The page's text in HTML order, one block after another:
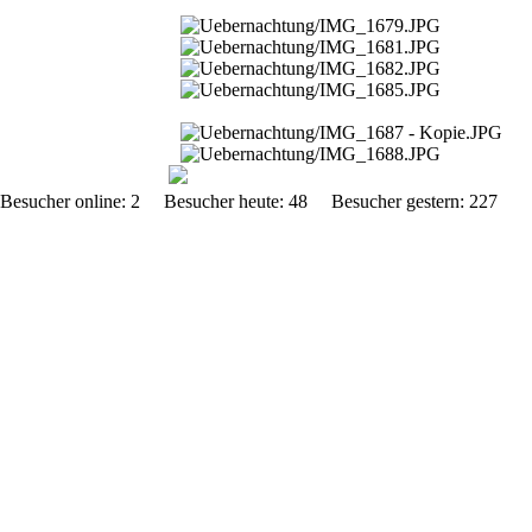
Besucher online: 2 Besucher heute: 48 Besucher gestern: